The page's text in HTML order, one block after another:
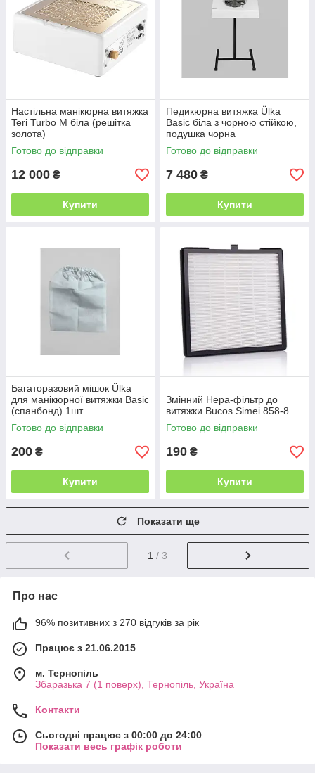
Настільна манікюрна витяжка
Teri Turbo M біла (решітка
золота)
Готово до відправки
12 000 ₴
Купити
Педикюрна витяжка Ülka
Basic біла з чорною стійкою,
подушка чорна
Готово до відправки
7 480 ₴
Купити
Багаторазовий мішок Ülka
для манікюрної витяжки Basic
(спанбонд) 1шт
Готово до відправки
200 ₴
Купити
Змінний Hepa-фільтр до
витяжки Bucos Simei 858-8
Готово до відправки
190 ₴
Купити
Показати ще
1 / 3
Про нас
96% позитивних з 270 відгуків за рік
Працює з 21.06.2015
м. Тернопіль
Збаразька 7 (1 поверх), Тернопіль, Україна
Контакти
Сьогодні працює з 00:00 до 24:00
Показати весь графік роботи